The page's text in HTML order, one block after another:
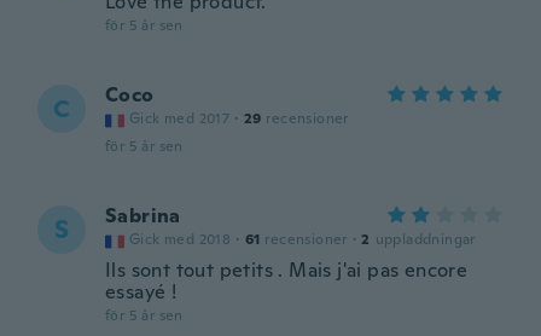
för 5 år sen
C Coco
Gick med 2017 · 29 recensioner
för 5 år sen
S Sabrina
Gick med 2018 · 61 recensioner · 2 uppladdningar
Ils sont tout petits . Mais j'ai pas encore
essayé !
för 5 år sen